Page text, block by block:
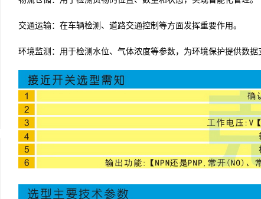
交通运输：在车辆检测、道路交通控制等方面发挥重要作用。
环境监测：用于检测水位、气体浓度等参数，为环境保护提供数据